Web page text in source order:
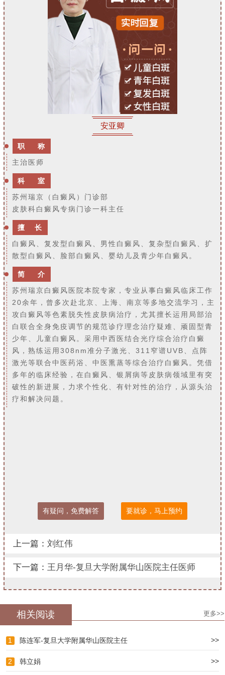
安亚卿
职 称
主治医师
科 室
苏州瑞京（白癜风）门诊部
皮肤科白癜风专病门诊一科主任
擅 长
白癜风、复发型白癜风、男性白癜风、复杂型白癜风、扩
散型白癜风、脸部白癜风、婴幼儿及青少年白癜风。
简 介
苏州瑞京白癜风医院本院专家，专业从事白癜风临床工作
20余年，曾多次赴北京、上海、南京等多地交流学习，主
攻白癜风等色素脱失性皮肤病治疗，尤其擅长运用局部治
白联合全身免疫调节的规范诊疗理念治疗疑难、顽固型青
少年、儿童白癜风。采用中西医结合光疗综合治疗白癜
风，熟练运用308nm准分子激光、311窄谱UVB、点阵
激光等联合中医药浴、中医熏蒸等综合治疗白癜风。凭借
多年的临床经验，在白癜风、银屑病等皮肤病领域里有突
破性的新进展，力求个性化、有针对性的治疗，从源头治
疗和解决问题。
有疑问，免费解答 要就诊，马上预约
上一篇： 刘红伟
下一篇： 王月华-复旦大学附属华山医院主任医师
相关阅读 更多>>
1 陈连军-复旦大学附属华山医院主任 >>
2 韩立娟 >>